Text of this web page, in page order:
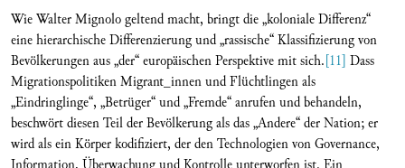
Wie Walter Mignolo geltend macht, bringt die „koloniale Differenz“
eine hierarchische Differenzierung und „rassische“ Klassifizierung von
Bevölkerungen aus „der“ europäischen Perspektive mit sich.[11] Dass
Migrationspolitiken Migrant_innen und Flüchtlingen als
„Eindringlinge“, „Betrüger“ und „Fremde“ anrufen und behandeln,
beschwört diesen Teil der Bevölkerung als das „Andere“ der Nation; er
wird als ein Körper kodifiziert, der den Technologien von Governance,